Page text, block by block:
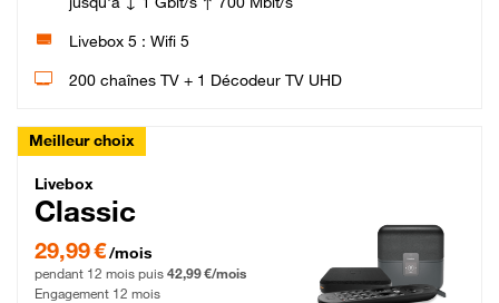
Livebox 5 : Wifi 5
200 chaînes TV + 1 Décodeur TV UHD
Meilleur choix
Livebox Classic Fibre
Livebox
Classic
29,99 € par mois pendant 12 mois puis 42,99 € par mois, Engagement 12 mois
29,99 €/mois
pendant 12 mois puis 42,99 €/mois
Engagement 12 mois